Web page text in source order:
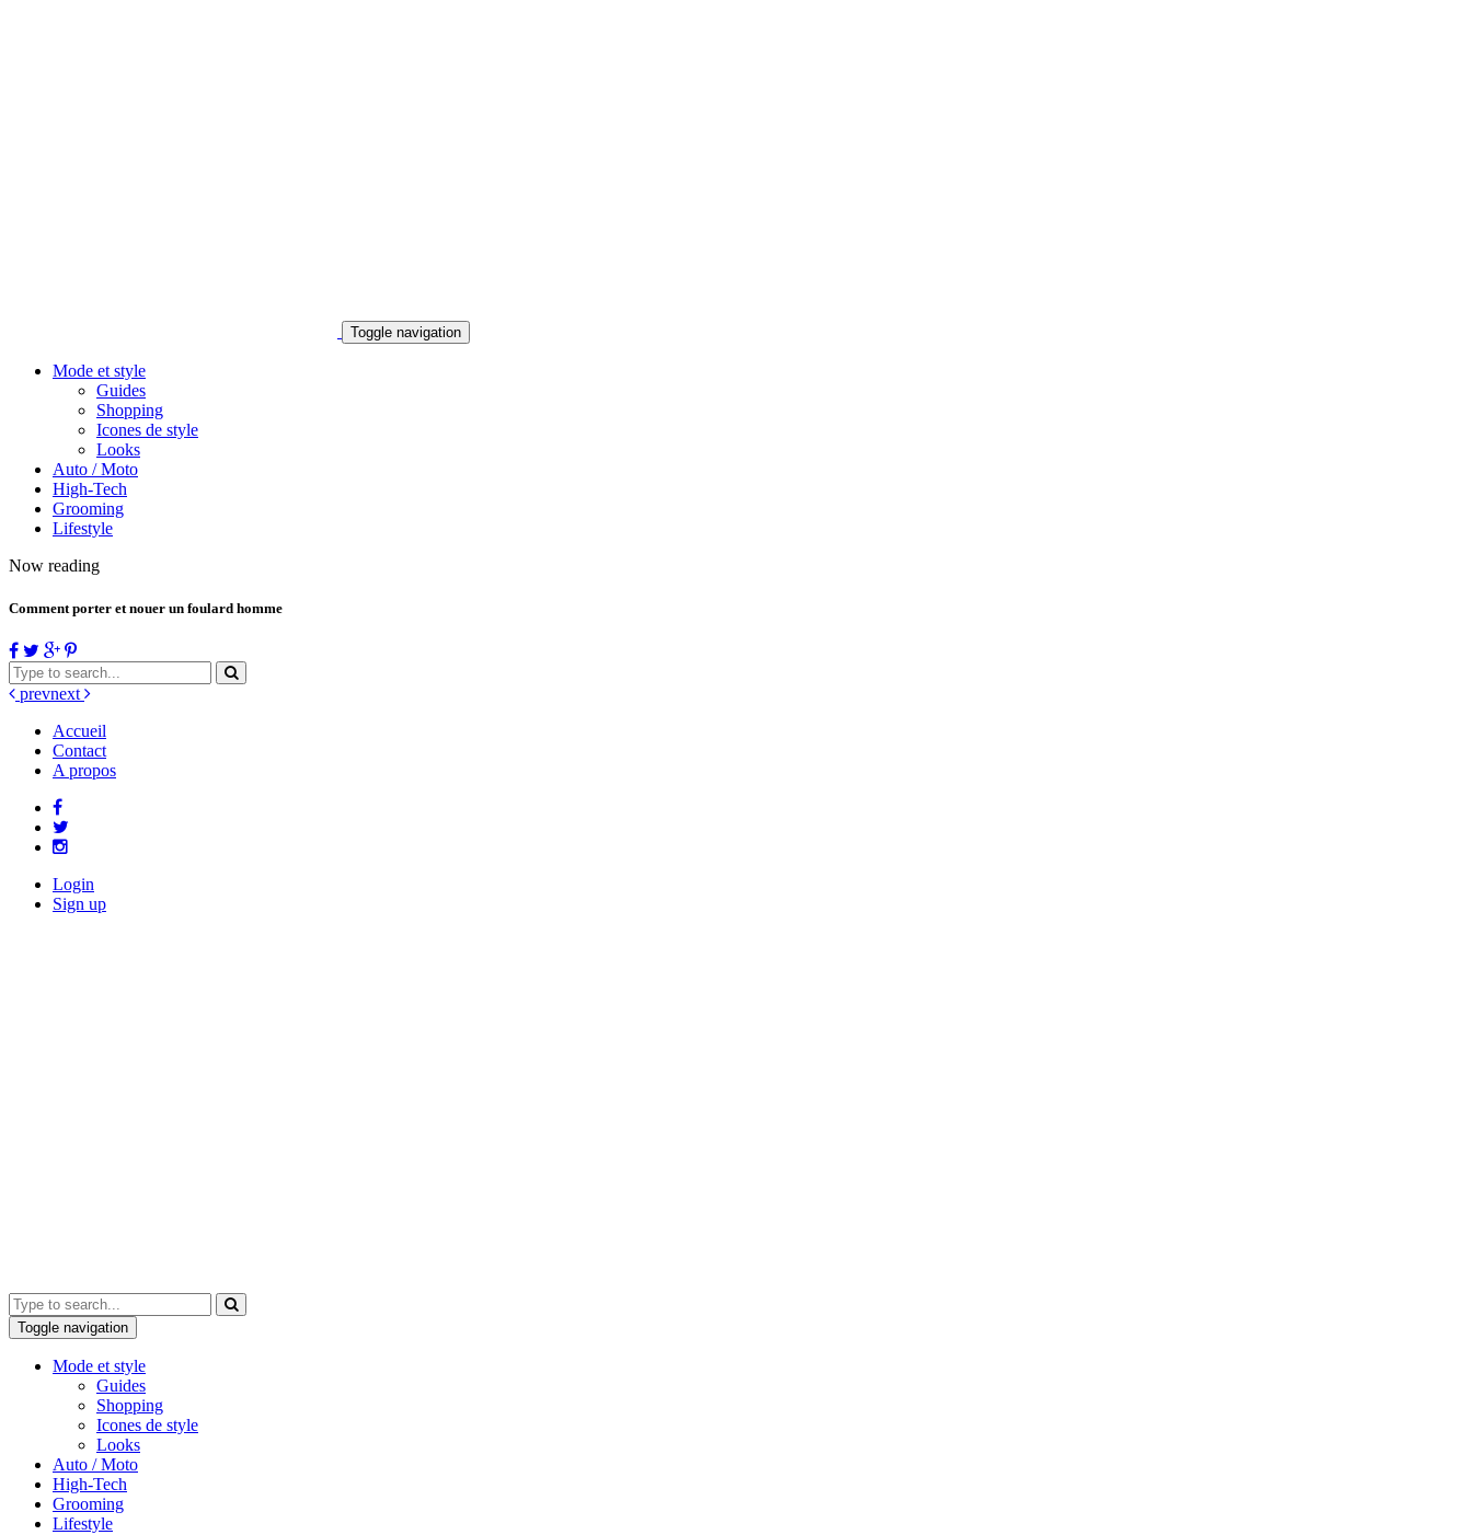
Toggle navigation
Mode et style
Guides
Shopping
Icones de style
Looks
Auto / Moto
High-Tech
Grooming
Lifestyle
Now reading
Comment porter et nouer un foulard homme
prevnext
Accueil
Contact
A propos
Login
Sign up
Toggle navigation
Mode et style
Guides
Shopping
Icones de style
Looks
Auto / Moto
High-Tech
Grooming
Lifestyle